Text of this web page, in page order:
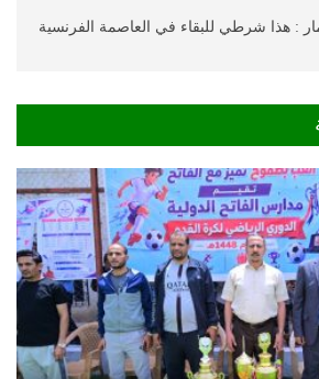
: هذا شرطي للبقاء في العاصمة الفرنسية